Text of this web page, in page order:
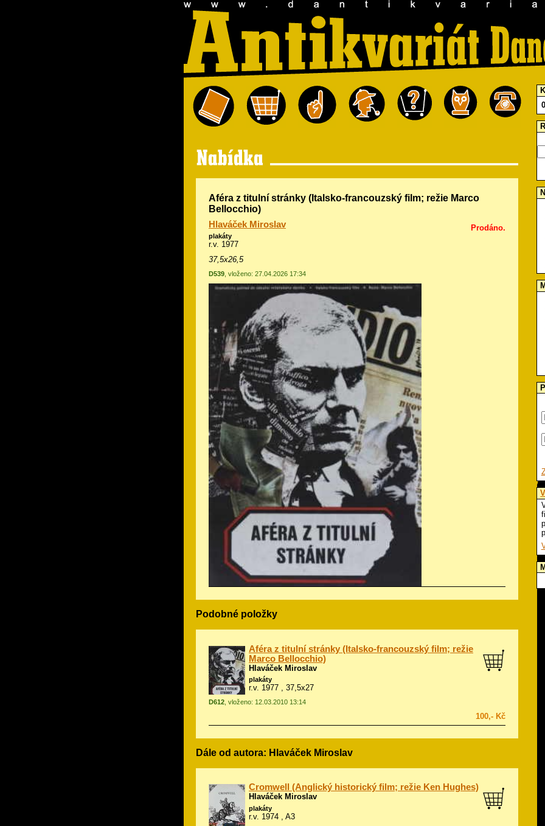
Prodáno.
Aféra z titulní stránky (Italsko-francouzský film; režie Marco
Bellocchio)
Hlaváček Miroslav
plakáty
r.v. 1977
37,5x26,5
D539 , vloženo: 27.04.2026 17:34
Podobné položky
Aféra z titulní stránky (Italsko-francouzský film; režie
Marco Bellocchio)
Hlaváček Miroslav
plakáty
r.v. 1977 , 37,5x27
D612 , vloženo: 12.03.2010 13:14
100,- Kč
Dále od autora: Hlaváček Miroslav
Cromwell (Anglický historický film; režie Ken Hughes)
Hlaváček Miroslav
plakáty
r.v. 1974 , A3
0